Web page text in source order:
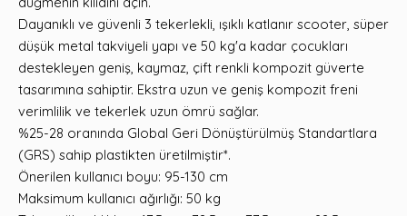
Dayanıklı ve güvenli 3 tekerlekli, ışıklı katlanır scooter, süper
düşük metal takviyeli yapı ve 50 kg'a kadar çocukları
destekleyen geniş, kaymaz, çift renkli kompozit güverte
tasarımına sahiptir. Ekstra uzun ve geniş kompozit freni
verimlilik ve tekerlek uzun ömrü sağlar.
%25-28 oranında Global Geri Dönüştürülmüş Standartlara
(GRS) sahip plastikten üretilmiştir*.
Önerilen kullanıcı boyu: 95-130 cm
Maksimum kullanıcı ağırlığı: 50 kg